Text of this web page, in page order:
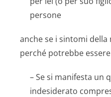
persone
anche se i sintomi
perché potrebbe
– Se si manifesta un
indesiderato